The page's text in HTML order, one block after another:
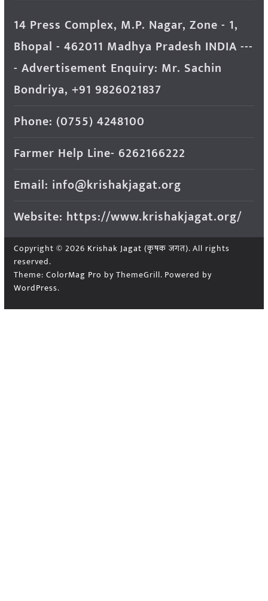
14 Press Complex, M.P. Nagar, Zone - 1,
Bhopal - 462011 Madhya Pradesh INDIA ---
- Advertisement Enquiry: Mr. Sachin
Bondriya, +91 9826021837
Phone: (0755) 4248100
Farmer Help Line- 6262166222
Email: info@krishakjagat.org
Website: https://www.krishakjagat.org/
Copyright © 2026 Krishak Jagat (कृषक जगत). All rights
reserved.
Theme: ColorMag Pro by ThemeGrill. Powered by
WordPress.